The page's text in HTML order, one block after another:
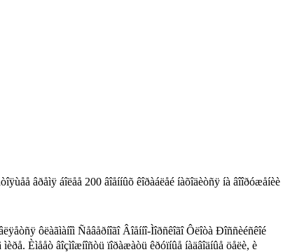
âðåìÿ áîëåå 200 âîåííûõ êîðàáëåé íàõîäèòñÿ íà âîîðóæåíèè
ôëàãìàíîì Ñåâåðíîãî Âîåííî-Ìîðñêîãî Ôëîòà Ðîññèéñêîé
ìèðå. Èìååò âîçìîæíîñòü ïîðàæàòü êðóïíûå íàäâîäíûå öåëè, è